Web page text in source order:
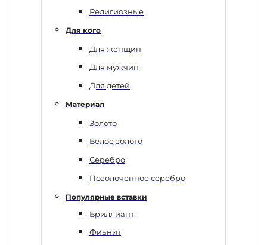
Религиозные
Для кого
Для женщин
Для мужчин
Для детей
Материал
Золото
Белое золото
Серебро
Позолоченное серебро
Популярные вставки
Бриллиант
Фианит